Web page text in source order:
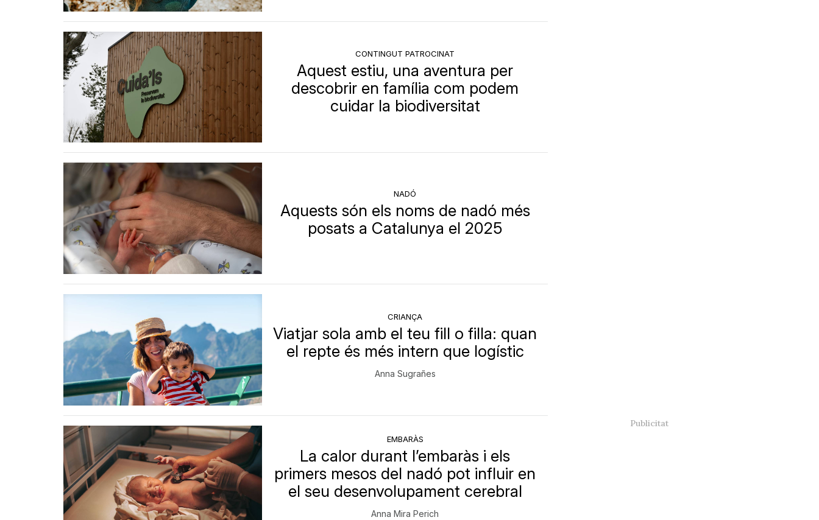
CONTINGUT PATROCINAT
Aquest estiu, una aventura per
descobrir en família com podem
cuidar la biodiversitat
NADÓ
Aquests són els noms de nadó més
posats a Catalunya el 2025
CRIANÇA
Viatjar sola amb el teu fill o filla: quan
el repte és més intern que logístic
Anna Sugrañes
EMBARÀS
La calor durant l’embaràs i els
primers mesos del nadó pot influir en
el seu desenvolupament cerebral
Anna Mira Perich